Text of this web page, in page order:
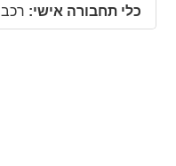
כלי תחבורה אישי: רכב